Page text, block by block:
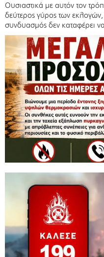
Ουσιαστικά με αυτόν τον
δεύτερος γύρος των
συνδυασμός δεν καταφέρει